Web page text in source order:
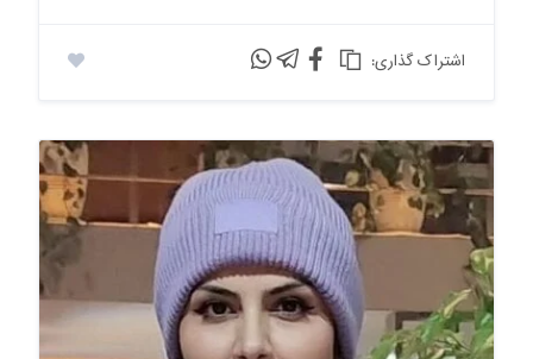
:اشتراک گذاری